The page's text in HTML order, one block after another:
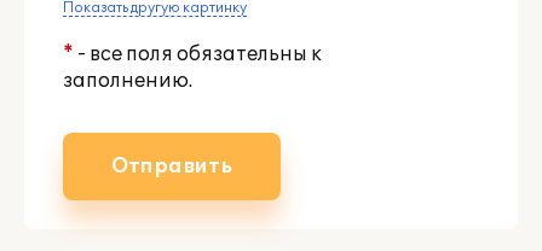
Показать другую картинку
* - все поля обязательны к
заполнению.
Отправить